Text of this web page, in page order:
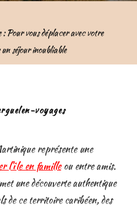
Pour vous déplacer avec votre
séjour inoubliable
voyages
représente une
l’île en familleou entre amis.
une découverte authentique
de ce territoire caribéen, des